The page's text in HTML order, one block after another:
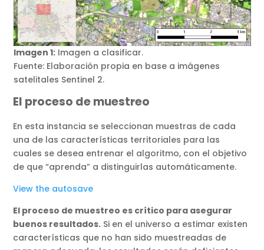
Imagen 1:Imagen a clasificar.
Fuente: Elaboración propia en base a imágenes
satelitales Sentinel 2.
El proceso de muestreo
En esta instancia se seleccionan muestras de cada
una de las características territoriales para las
cuales se desea entrenar el algoritmo, con el objetivo
de que “aprenda” a distinguirlas automáticamente.
View the autosave
El proceso de muestreo es crítico para asegurar
buenos resultados. Si en el universo a estimar existen
características que no han sido muestreadas de